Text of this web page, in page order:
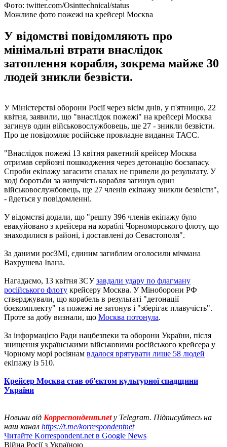
Фото: twitter.com/Osinttechnical/status
Можливе фото пожежі на крейсері Москва
У відомстві повідомляють про
мінімальні втрати внаслідок
затоплення корабля, зокрема майже 30
людей зникли безвісти.
У Міністерстві оборони Росії через вісім днів, у п'ятницю, 22
квітня, заявили, що "внаслідок пожежі" на крейсері Москва
загинув один військовослужбовець, ще 27 - зникли безвісти.
Про це повідомляє російське провладне видання ТАСС.
"Внаслідок пожежі 13 квітня ракетний крейсер Москва
отримав серйозні пошкодження через детонацію боєзапасу.
Спроби екіпажу загасити спалах не привели до результату. У
ході боротьби за живучість корабля загинув один
військовослужбовець, ще 27 членів екіпажу зникли безвісти",
- йдеться у повідомленні.
У відомстві додали, що "решту 396 членів екіпажу було
евакуйовано з крейсера на кораблі Чорноморського флоту, що
знаходилися в районі, і доставлені до Севастополя".
За даними росЗМІ, єдиним загиблим оголосили мічмана
Вахрушева Івана.
Нагадаємо, 13 квітня ЗСУзавдали удару по флагману
російського флоту крейсеру Москва. У Міноборони РФ
стверджували, що корабель в результаті "детонації
боєкомплекту" та пожежі не затонув і "зберігає плавучість".
Проте за добу визнали, що Москва потонула.
За інформацією Ради нацбезпеки та оборони України, після
знищення українськими військовими російського крейсера у
Чорному морі росіянам вдалося врятувати лише 58 людей
екіпажу із 510.
Крейсер Москва став об'єктом культурної спадщини
України
Новини від Корреспондент.netу Telegram. Підписуйтесь на
наш канал https://t.me/korrespondentnet
Читайте Korrespondent.net в Google News
Війна Росії з Україною